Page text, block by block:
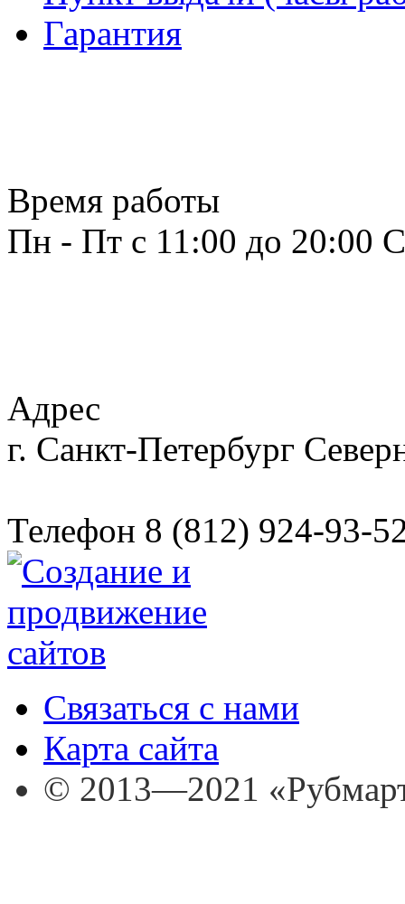
Гарантия
Время работы
Пн - Пт с 11:00 до 20:00
Адрес
г. Санкт-Петербург
Телефон 8 (812) 924-93-
Связаться с нами
Карта сайта
© 2013—2021